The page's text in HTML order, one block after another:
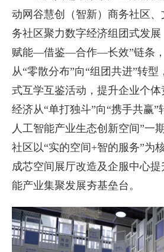
动网谷慧创（智新）商务社区
务社区聚力数字经济组团式发
赋能—借鉴—合作—长效”链条
从“零散分布”向“组团共进”转型
式互学互鉴活动，提升企业个
经济从“单打独斗”向“携手共赢”
人工智能产业生态创新空间”一
社区以“实的空间+智的服务”为
成芯空间展厅改造及企服中心
能产业集聚发展夯基垒台。